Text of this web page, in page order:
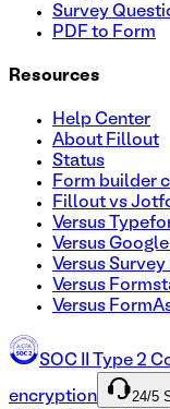
Survey
PDF to Form
Resources
Help Center
About Fillout
Status
Form builder
Fillout vs
Versus
Versus
Versus
Versus
Versus
SOC II Type 2
encryption 24/5